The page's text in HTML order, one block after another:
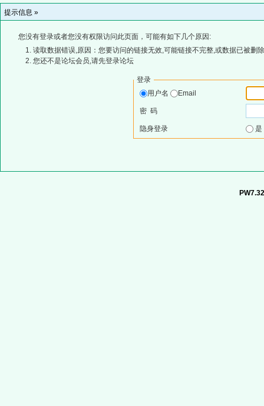
提示信息 »
您没有登录或者您没有权限访问此页面，可能有如下几个原因:
读取数据错误,原因：您要访问的链接无效,可能链接不完整,或数据已被删
您还不是论坛会员,请先登录论坛
登录
用户名
Email
密 码
隐身登录